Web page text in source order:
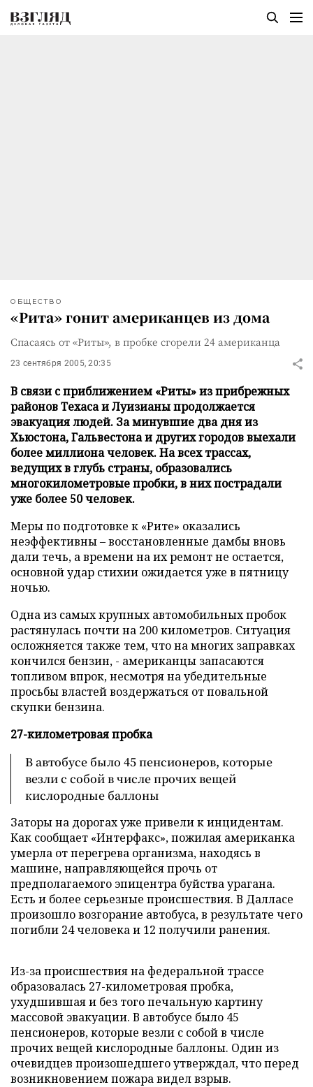
ОБЩЕСТВО
«Рита» гонит американцев из дома
Спасаясь от «Риты», в пробке сгорели 24 американца
23 сентября 2005, 20:35
В связи с приближением «Риты» из прибрежных
районов Техаса и Луизианы продолжается
эвакуация людей. За минувшие два дня из
Хьюстона, Гальвестона и других городов выехали
более миллиона человек. На всех трассах,
ведущих в глубь страны, образовались
многокилометровые пробки, в них пострадали
уже более 50 человек.
Меры по подготовке к «Рите» оказались
неэффективны – восстановленные дамбы вновь
дали течь, а времени на их ремонт не остается,
основной удар стихии ожидается уже в пятницу
ночью.
Одна из самых крупных автомобильных пробок
растянулась почти на 200 километров. Ситуация
осложняется также тем, что на многих заправках
кончился бензин, - американцы запасаются
топливом впрок, несмотря на убедительные
просьбы властей воздержаться от повальной
скупки бензина.
27-километровая пробка
В автобусе было 45 пенсионеров, которые
везли с собой в числе прочих вещей
кислородные баллоны
Заторы на дорогах уже привели к инцидентам.
Как сообщает «Интерфакс», пожилая американка
умерла от перегрева организма, находясь в
машине, направляющейся прочь от
предполагаемого эпицентра буйства урагана.
Есть и более серьезные происшествия. В Далласе
произошло возгорание автобуса, в результате чего
погибли 24 человека и 12 получили ранения.
Из-за происшествия на федеральной трассе
образовалась 27-километровая пробка,
ухудшившая и без того печальную картину
массовой эвакуации. В автобусе было 45
пенсионеров, которые везли с собой в числе
прочих вещей кислородные баллоны. Один из
очевидцев произошедшего утверждал, что перед
возникновением пожара видел взрыв.